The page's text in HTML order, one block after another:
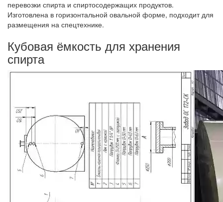
перевозки спирта и спиртосодержащих продуктов.
Изготовлена в горизонтальной овальной форме, подходит для
размещения на спецтехнике.
Кубовая ёмкость для хранения
спирта